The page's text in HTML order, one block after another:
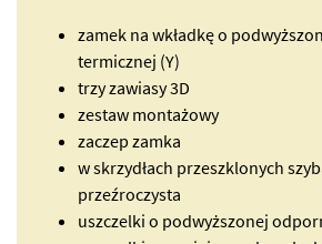
zamek na wkładkę o
termicznej (Y)
trzy zawiasy 3D
zestaw montażowy
zaczep zamka
w skrzydłach przeszklonych
przeźroczysta
uszczelki o podwyższonej